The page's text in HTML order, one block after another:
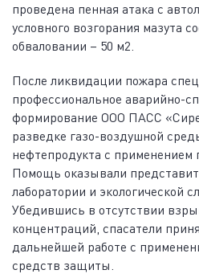
проведена пенная атака с
условного возгорания мазута
обваловании – 50 м2.
После ликвидации пожара
профессиональное аварийно-
формирование ООО ПАСС
разведке газо-воздушной
нефтепродукта с применением
Помощь оказывали
лаборатории и экологической
Убедившись в отсутствии
концентраций, спасатели
дальнейшей работе с
средств защиты.